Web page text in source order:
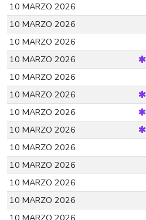
10 MARZO 2026
10 MARZO 2026
10 MARZO 2026
10 MARZO 2026
10 MARZO 2026
10 MARZO 2026
10 MARZO 2026
10 MARZO 2026
10 MARZO 2026
10 MARZO 2026
10 MARZO 2026
10 MARZO 2026
10 MARZO 2026